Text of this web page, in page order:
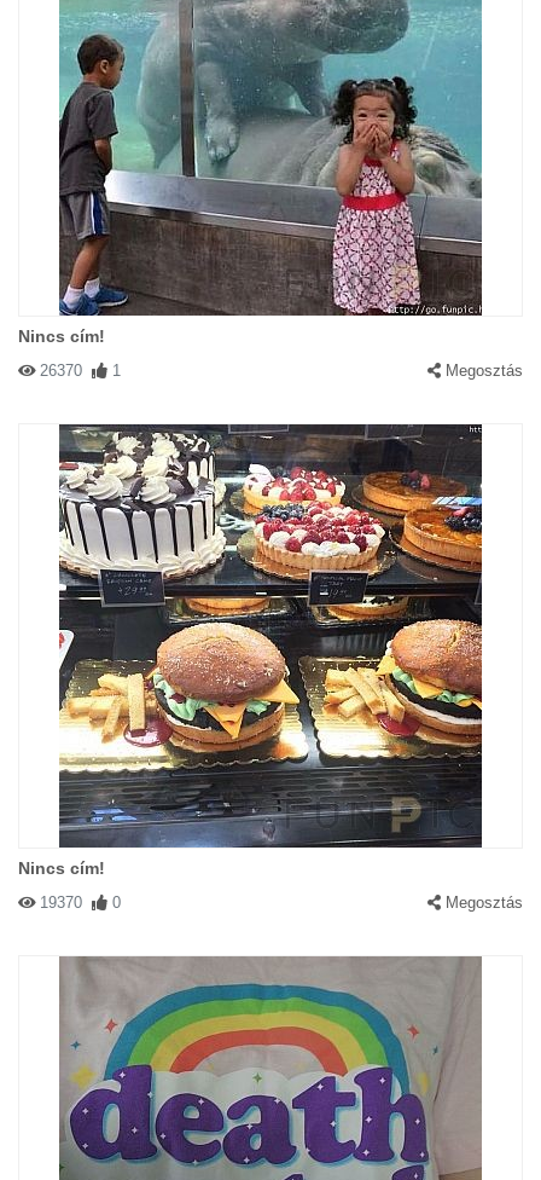
Nincs cím!
26370 1 Megosztás
Nincs cím!
19370 0 Megosztás